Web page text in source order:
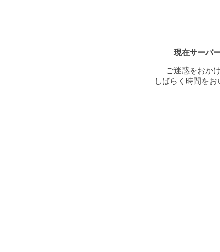
現在サーバ
ご迷惑をおか
しばらく時間を